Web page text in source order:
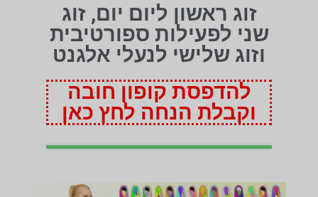
זוג ראשון ליום יום, זוג
שני לפעילות ספורטיבית
וזוג שלישי לנעלי אלגנט
להדפסת קופון חובה
וקבלת הנחה לחץ כאן